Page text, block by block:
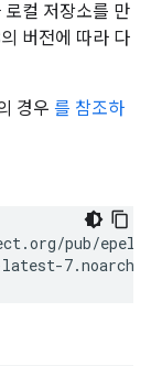
컬 저장소를 만
버전에 따라 다
경우 를 참조하